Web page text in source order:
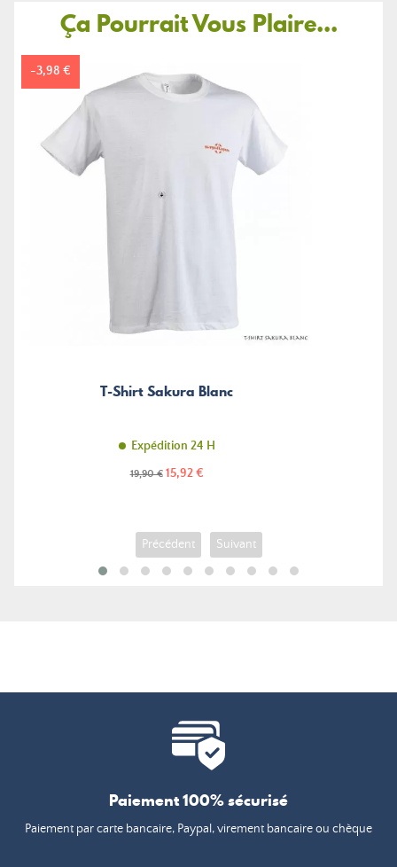
Ça Pourrait Vous Plaire...
T-Shirt Sakura Blanc
Expédition 24 H
Prix
19,90 € Prix
15,92 €
-3,98 €
Précédent Suivant
Paiement 100% sécurisé
Paiement par carte bancaire, Paypal, virement bancaire ou chèque